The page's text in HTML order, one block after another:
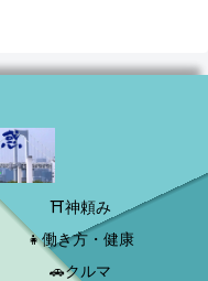
⛩神頼み
👧働き方・健康
🚗クルマ